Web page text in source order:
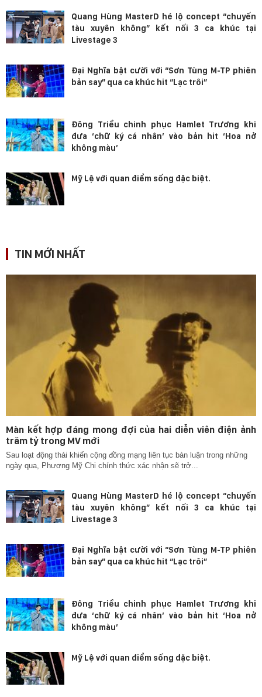
Quang Hùng MasterD hé lộ concept “chuyến
tàu xuyên không” kết nối 3 ca khúc tại
Livestage 3
Đại Nghĩa bật cười với “Sơn Tùng M-TP phiên
bản say” qua ca khúc hit “Lạc trôi”
Đông Triều chinh phục Hamlet Trương khi
đưa ‘chữ ký cá nhân’ vào bản hit ‘Hoa nở
không màu’
Mỹ Lệ với quan điểm sống đặc biệt.
TIN MỚI NHẤT
Màn kết hợp đáng mong đợi của hai diễn viên điện ảnh
trăm tỷ trong MV mới
Sau loạt động thái khiến cộng đồng mạng liên tục bàn luận trong những
ngày qua, Phương Mỹ Chi chính thức xác nhận sẽ trở...
Quang Hùng MasterD hé lộ concept “chuyến
tàu xuyên không” kết nối 3 ca khúc tại
Livestage 3
Đại Nghĩa bật cười với “Sơn Tùng M-TP phiên
bản say” qua ca khúc hit “Lạc trôi”
Đông Triều chinh phục Hamlet Trương khi
đưa ‘chữ ký cá nhân’ vào bản hit ‘Hoa nở
không màu’
Mỹ Lệ với quan điểm sống đặc biệt.